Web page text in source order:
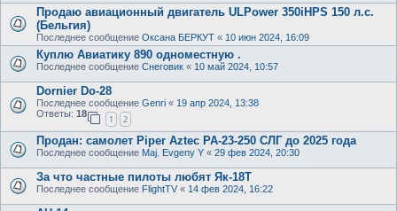
Продаю авиационный двигатель ULPower 350iHPS 150 л.с.
(Бельгия)
Последнее сообщение Оксана БЕРКУТ « 10 июн 2024, 16:09
Куплю Авиатику 890 одноместную .
Последнее сообщение Снеговик « 10 май 2024, 10:57
Dornier Do-28
Последнее сообщение Genri « 19 апр 2024, 13:38
Ответы: 18
1 2
Продан: самолет Piper Aztec PA-23-250 СЛГ до 2025 года
Последнее сообщение Maj. Evgeny Y « 29 фев 2024, 20:30
За что частные пилоты любят Як-18Т
Последнее сообщение FlightTV « 14 фев 2024, 16:22